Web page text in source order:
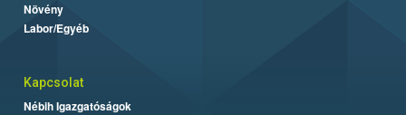
Növény
Labor/Egyéb
Kapcsolat
Nébih Igazgatóságok